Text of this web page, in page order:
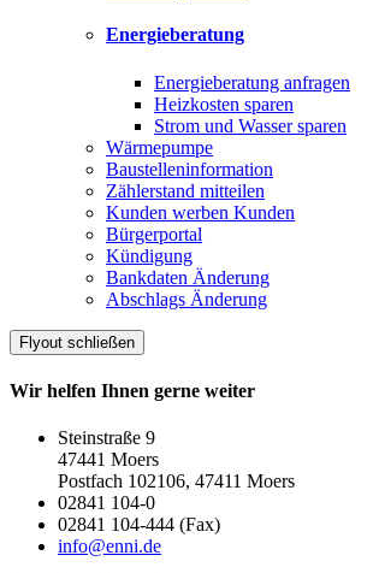
Energieberatung
Energieberatung anfragen
Heizkosten sparen
Strom und Wasser sparen
Wärmepumpe
Baustelleninformation
Zählerstand mitteilen
Kunden werben Kunden
Bürgerportal
Kündigung
Bankdaten Änderung
Abschlags Änderung
Flyout schließen
Wir helfen Ihnen gerne weiter
Steinstraße 9
47441 Moers
Postfach 102106, 47411 Moers
02841 104-0
02841 104-444 (Fax)
info@enni.de